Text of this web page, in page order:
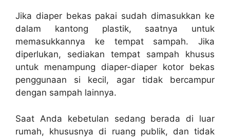
Jika diaper bekas pakai sudah dimasukkan ke
dalam kantong plastik, saatnya untuk
memasukkannya ke tempat sampah. Jika
diperlukan, sediakan tempat sampah khusus
untuk menampung diaper-diaper kotor bekas
penggunaan si kecil, agar tidak bercampur
dengan sampah lainnya.
Saat Anda kebetulan sedang berada di luar
rumah, khususnya di ruang publik, dan tidak